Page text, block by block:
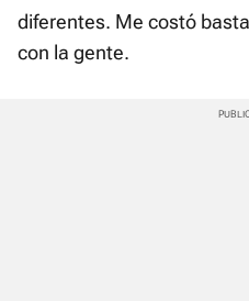
diferentes. Me costó
con la gente.